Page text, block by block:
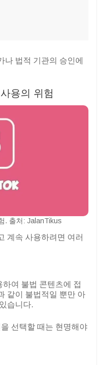
나 법적 기관의 승인에
용의 위험
. 출처: JalanTikus
계속 사용하려면 여러
여 불법 콘텐츠에 접
같이 불법적일 뿐만 아
습니다.
선택할 때는 현명해야